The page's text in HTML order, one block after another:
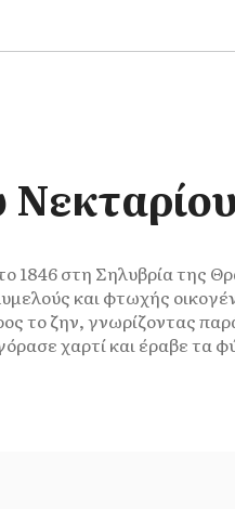
1846 στη Σηλυβρία της
και φτωχής
το ζην, γνωρίζοντας
χαρτί και έραβε τα